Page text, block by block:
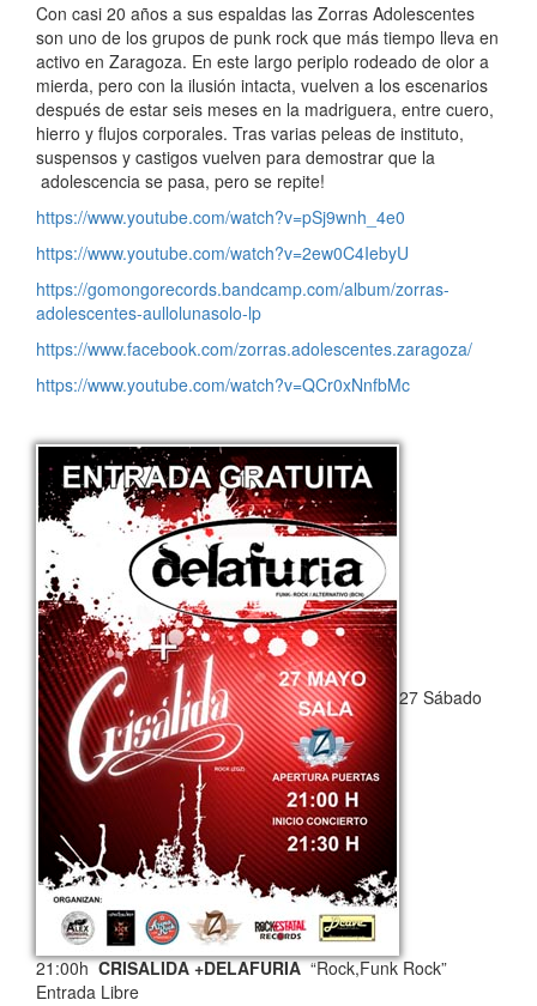
Con casi 20 años a sus espaldas las Zorras Adolescentes
son uno de los grupos de punk rock que más tiempo lleva en
activo en Zaragoza. En este largo periplo rodeado de olor a
mierda, pero con la ilusión intacta, vuelven a los escenarios
después de estar seis meses en la madriguera, entre cuero,
hierro y flujos corporales. Tras varias peleas de instituto,
suspensos y castigos vuelven para demostrar que la
adolescencia se pasa, pero se repite!
https://www.youtube.com/watch?v=pSj9wnh_4e0
https://www.youtube.com/watch?v=2ew0C4IebyU
https://gomongorecords.bandcamp.com/album/zorras-
adolescentes-aullolunasolo-lp
https://www.facebook.com/zorras.adolescentes.zaragoza/
https://www.youtube.com/watch?v=QCr0xNnfbMc
27 Sábado
21:00hCRISALIDA +DELAFURIA“Rock,Funk Rock”
Entrada Libre